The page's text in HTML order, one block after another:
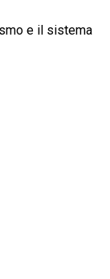
e il sistema